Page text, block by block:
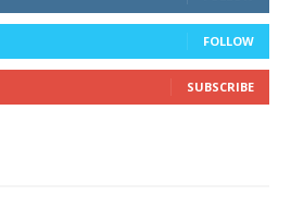
FOLLOW
SUBSCRIBE